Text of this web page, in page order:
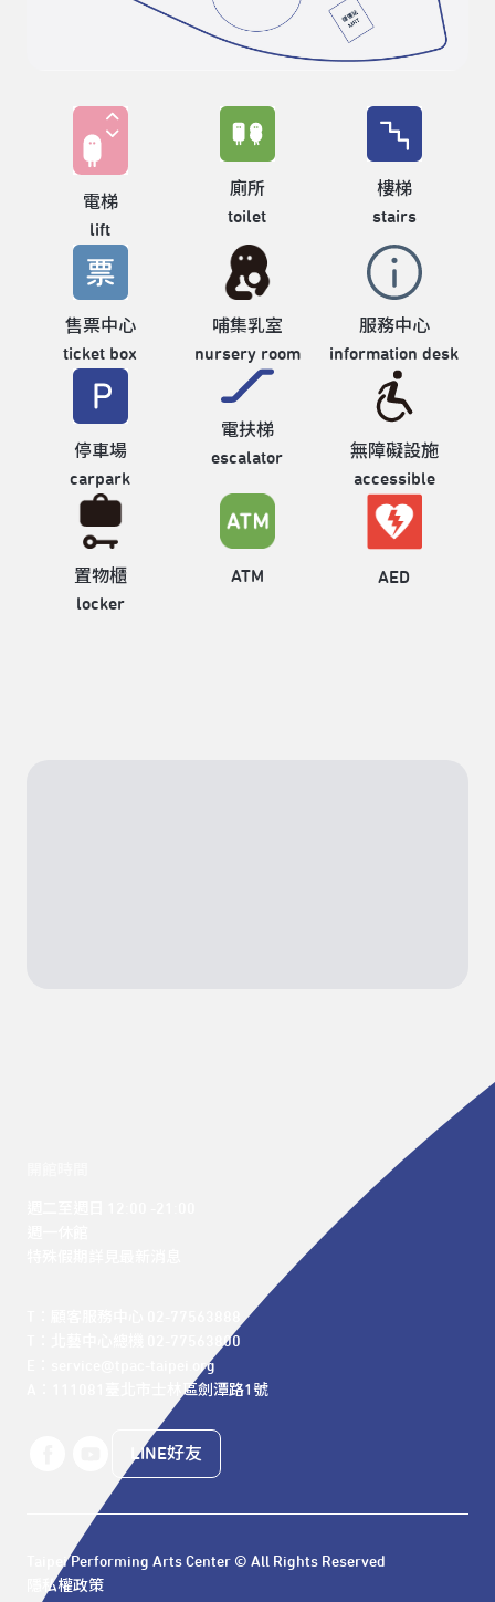
電梯
lift
廁所
toilet
樓梯
stairs
售票中心
ticket box
哺集乳室
nursery room
服務中心
information desk
停車場
carpark
電扶梯
escalator
無障礙設施
accessible
置物櫃
locker
ATM AED
T：北藝中心總機 02-77563800
E：service@tpac-taipei.org
A：111081臺北市士林區劍潭路1號
LINE好友
Taipei Performing Arts Center © All Rights Reserved
隱私權政策